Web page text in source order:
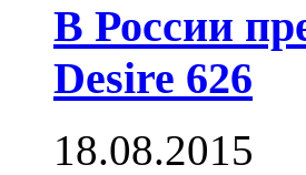
В России
Desire 626
18.08.2015